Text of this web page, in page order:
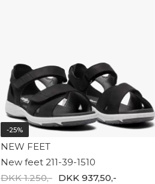
-25%
NEW FEET
New feet 211-39-1510
DKK 1.250,- DKK 937,50,-